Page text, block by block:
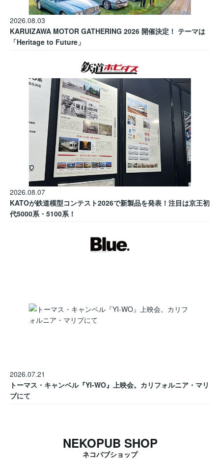
2026.08.03
KARUIZAWA MOTOR GATHERING 2026 開催決定！ テーマは
「Heritage to Future」
2026.08.07
KATOが鉄道模型コンテスト2026で新製品を発表！注目は京王初
代5000系・5100系！
2026.07.21
トーマス・キャンベル『YI-WO』上映会。カリフォルニア・マリ
ブにて
NEKOPUB SHOP
ネコパブショップ